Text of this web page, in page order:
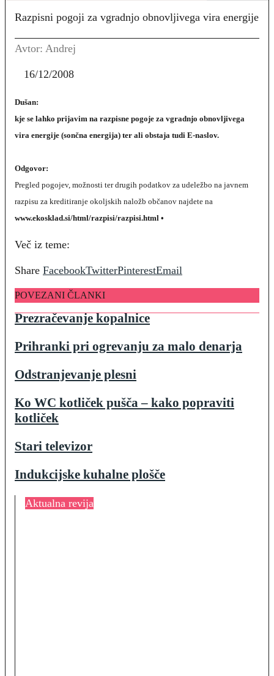
Razpisni pogoji za vgradnjo obnovljivega vira energije
Avtor: Andrej
16/12/2008
Dušan:
kje se lahko prijavim na razpisne pogoje za vgradnjo obnovljivega
vira energije (sončna energija) ter ali obstaja tudi E-naslov.
Odgovor:
Pregled pogojev, možnosti ter drugih podatkov za udeležbo na javnem
razpisu za kreditiranje okoljskih naložb občanov najdete na
www.ekosklad.si/html/razpisi/razpisi.html •
Več iz teme:
Share FacebookTwitterPinterestEmail
POVEZANI ČLANKI
Prezračevanje kopalnice
Prihranki pri ogrevanju za malo denarja
Odstranjevanje plesni
Ko WC kotliček pušča – kako popraviti
kotliček
Stari televizor
Indukcijske kuhalne plošče
Aktualna revija